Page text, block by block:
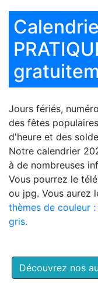
Jours fériés,
des fêtes
d'heure et des
Notre calendrier
à de nombreuses
Vous pourrez le
ou jpg. Vous aurez
thèmes de couleur
gris.
Découvrez nos